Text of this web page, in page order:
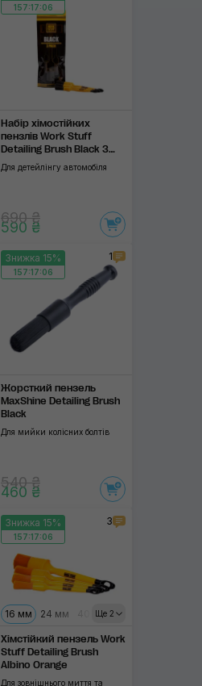
157:17:06
Набір хімостійких
пензлів Work Stuff
Detailing Brush Black 3
Pack
Для детейлінгу автомобіля
690 ₴
590 ₴
Знижка 15%
157:17:06
1
Жорсткий пензель
MaxShine Detailing Brush
Black
Для мийки колісних болтів
540 ₴
460 ₴
Знижка 15%
157:17:06
3
Ще 2
16 мм 24 мм 40 мм 30 мм
Хімстійкий пензель Work
Stuff Detailing Brush
Albino Orange
Для зовнішнього миття та